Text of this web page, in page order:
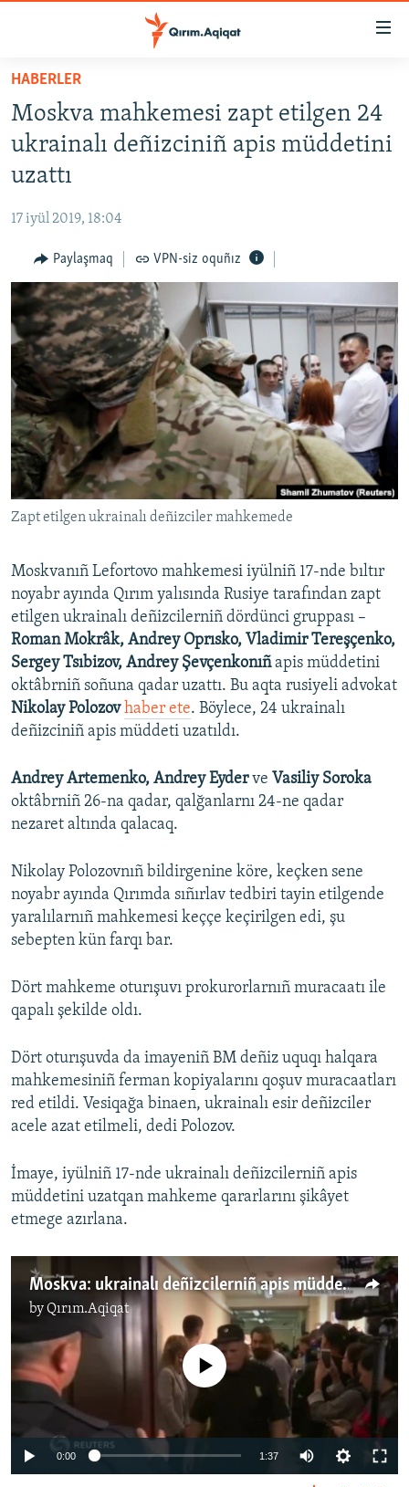
Esas
qaytmaq
Baş
navigatsiyağa
qaytmaq
Qıdıruvğa
qaytmaq
HABERLER
SİYASET
İQTİSADİYAT
MEDENİYET
İNSAN AQLARI
VİDEO
SÜRET
BLOGLAR
FİKİR
Русский
Українською
QOŞULIÑIZ!
RFE/RS bütün saytları
HABERLER
Moskva mahkemesi zapt etilgen 24
ukrainalı deñizciniñ apis müddetini
uzattı
17 iyül 2019, 18:04
Paylaşmaq VPN-siz oquñız
Zapt etilgen ukrainalı deñizciler mahkemede
Moskvanıñ Lefortovo mahkemesi iyülniñ 17-nde bıltır
noyabr ayında Qırım yalısında Rusiye tarafından zapt
etilgen ukrainalı deñizcilerniñ dördünci gruppası –
Roman Mokrâk, Andrey Oprısko, Vladimir Tereşçenko,
Sergey Tsıbizov, Andrey Şevçenkonıñapis müddetini
oktâbrniñ soñuna qadar uzattı. Bu aqta rusiyeli advokat
Nikolay Polozovhaber ete. Böylece, 24 ukrainalı
deñizciniñ apis müddeti uzatıldı.
Andrey Artemenko, Andrey Eyderve Vasiliy Soroka
oktâbrniñ 26-na qadar, qalğanlarnı 24-ne qadar
nezaret altında qalacaq.
Nikolay Polozovnıñ bildirgenine köre, keçken sene
noyabr ayında Qırımda sıñırlav tedbiri tayin etilgende
yaralılarnıñ mahkemesi keççe keçirilgen edi, şu
sebepten kün farqı bar.
Dört mahkeme oturışuvı prokurorlarnıñ muracaatı ile
qapalı şekilde oldı.
Dört oturışuvda da imayeniñ BM deñiz uquqı halqara
mahkemesiniñ ferman kopiyalarını qoşuv muracaatları
red etildi. Vesiqağa binaen, ukrainalı esir deñizciler
acele azat etilmeli, dedi Polozov.
İmaye, iyülniñ 17-nde ukrainalı deñizcilerniñ apis
müddetini uzatqan mahkeme qararlarını şikâyet
etmege azırlana.
Moskva: ukrainalı deñizcilerniñ apis müddeti oktâbrniñ 24-ne qadar uzatıldı (video)
byQırım.Aqiqat
No media source currently available
0:00 1:37